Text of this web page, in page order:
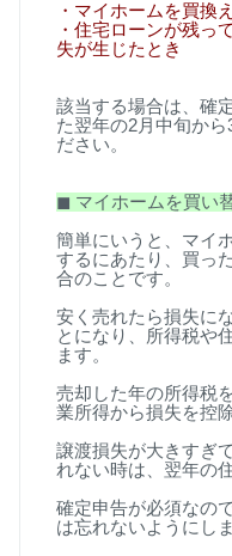
・マイホームを買換
・住宅ローンが残っ
失が生じたとき
該当する場合は、確
た翌年の2月中旬から
ださい。
◼ マイホームを買い
簡単にいうと、マイ
するにあたり、買っ
合のことです。
安く売れたら損失に
とになり、所得税や
ます。
売却した年の所得税
業所得から損失を控
譲渡損失が大きすぎ
れない時は、翌年の
確定申告が必須なの
は忘れないようにし